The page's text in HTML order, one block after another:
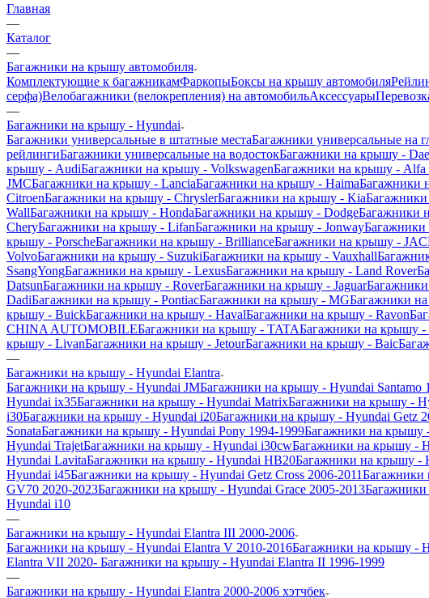
Главная
—
Каталог
—
Багажники на крышу автомобиля
Комплектующие к багажникамФаркопыБоксы на крышу автомобиля
серфа)Велобагажники (велокрепления) на автомобильАксессуары
—
Багажники на крышу - Hyundai
Багажники универсальные в штатные местаБагажники универсальные на
рейлингиБагажники универсальные на водостокБагажники на крышу -
крышу - AudiБагажники на крышу - VolkswagenБагажники на крышу - Alfa
JMCБагажники на крышу - LanciaБагажники на крышу - HaimaБагажники
CitroenБагажники на крышу - ChryslerБагажники на крышу - Kia
WallБагажники на крышу - HondaБагажники на крышу - DodgeБагажники
CheryБагажники на крышу - LifanБагажники на крышу - JonwayБагажники
крышу - PorscheБагажники на крышу - BrillianceБагажники на крышу - JAC
VolvoБагажники на крышу - SuzukiБагажники на крышу - Vauxhall
SsangYongБагажники на крышу - LexusБагажники на крышу - Land Rover
DatsunБагажники на крышу - RoverБагажники на крышу - Jaguar
DadiБагажники на крышу - PontiacБагажники на крышу - MGБагажники
крышу - BuickБагажники на крышу - HavalБагажники на крышу - Ravon
CHINA AUTOMOBILEБагажники на крышу - TATAБагажники на крышу -
крышу - LivanБагажники на крышу - JetourБагажники на крышу - Baic
—
Багажники на крышу - Hyundai Elantra
Багажники на крышу - Hyundai JMБагажники на крышу - Hyundai Santamo
Hyundai ix35Багажники на крышу - Hyundai MatrixБагажники на крышу -
i30Багажники на крышу - Hyundai i20Багажники на крышу - Hyundai Getz
SonataБагажники на крышу - Hyundai Pony 1994-1999Багажники на крышу
Hyundai TrajetБагажники на крышу - Hyundai i30cwБагажники на крышу -
Hyundai LavitaБагажники на крышу - Hyundai HB20Багажники на крышу -
Hyundai i45Багажники на крышу - Hyundai Getz Cross 2006-2011Багажники
GV70 2020-2023Багажники на крышу - Hyundai Grace 2005-2013
Hyundai i10
—
Багажники на крышу - Hyundai Elantra III 2000-2006
Багажники на крышу - Hyundai Elantra V 2010-2016Багажники на крышу -
Elantra VII 2020- Багажники на крышу - Hyundai Elantra II 1996-1999
—
Багажники на крышу - Hyundai Elantra 2000-2006 хэтчбек